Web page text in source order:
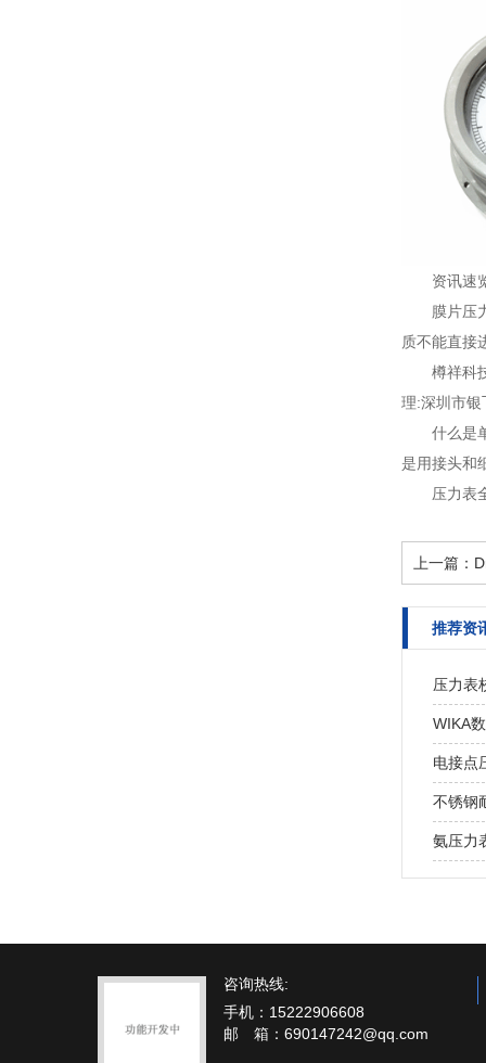
资讯速
膜片压
质不能直接
樽祥科
理:深圳市银
什么是
是用接头和
压力表
上一篇：
推荐资
压力表
WIKA
电接点
不锈钢
氨压力
咨询热线:
手机：15222906608
邮 箱：690147242@qq.com